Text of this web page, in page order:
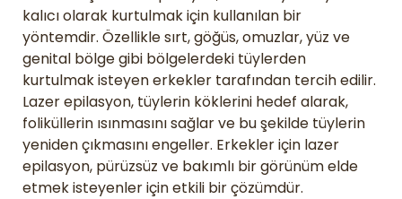
kalıcı olarak kurtulmak için kullanılan bir
yöntemdir. Özellikle sırt, göğüs, omuzlar, yüz ve
genital bölge gibi bölgelerdeki tüylerden
kurtulmak isteyen erkekler tarafından tercih edilir.
Lazer epilasyon, tüylerin köklerini hedef alarak,
foliküllerin ısınmasını sağlar ve bu şekilde tüylerin
yeniden çıkmasını engeller. Erkekler için lazer
epilasyon, pürüzsüz ve bakımlı bir görünüm elde
etmek isteyenler için etkili bir çözümdür.